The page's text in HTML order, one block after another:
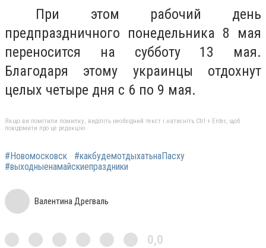
При этом рабочий день
предпраздничного понедельника 8 мая
переносится на субботу 13 мая.
Благодаря этому украинцы отдохнут
целых четыре дня с 6 по 9 мая.
Якщо ви помітили помилку, виділіть необхідний текст і натисніть Ctrl + Enter, щоб
повідомити про це редакцію
#Новомосковск
#какбудемотдыхатьнаПасху
#выходныенамайскиепраздники
Валентина Дрегваль
0,0